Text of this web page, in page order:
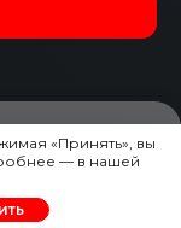
«Принять», вы
— в нашей